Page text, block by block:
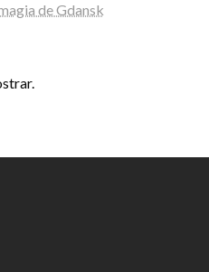
de Gdansk